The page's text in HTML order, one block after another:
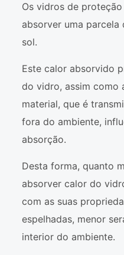
Os vidros de
absorver uma
sol.
Este calor absorvido
do vidro, assim como
material, que é
fora do ambiente,
absorção.
Desta forma, quanto
absorver calor do
com as suas
espelhadas, menor
interior do ambiente.